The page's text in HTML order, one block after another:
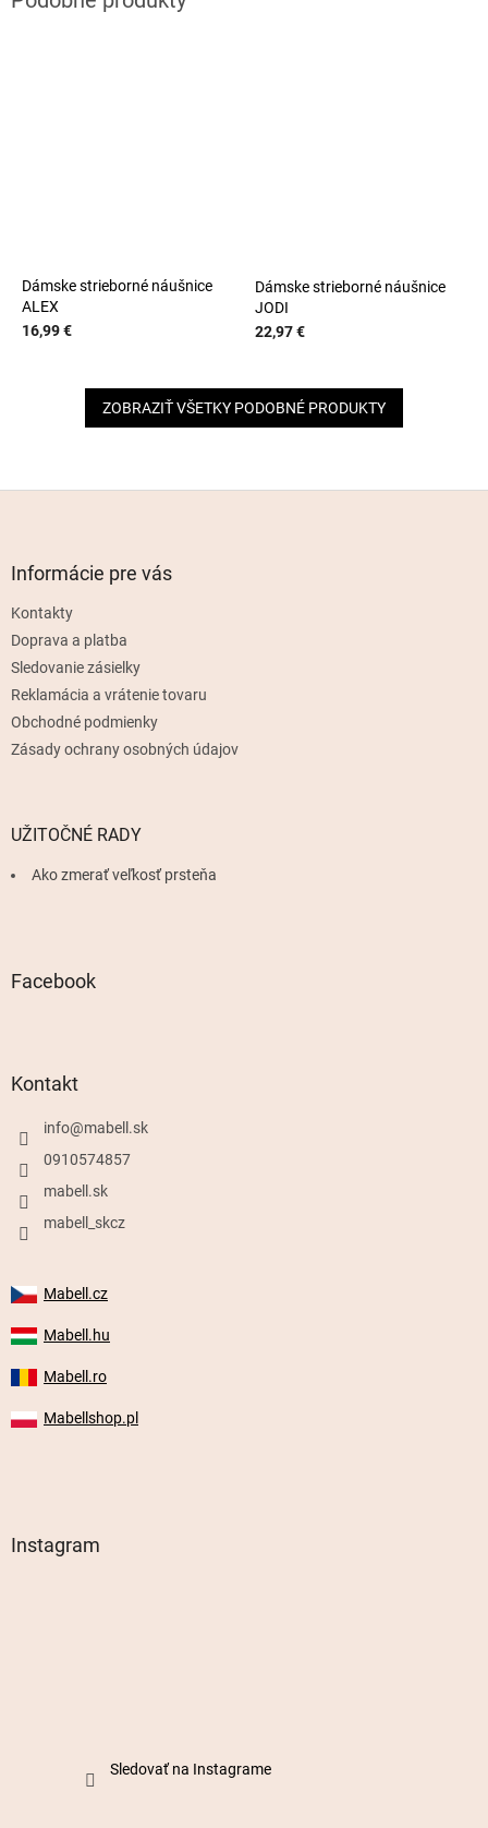
Dámske strieborné náušnice
ALEX
16,99 €
Dámske strieborné náušnice
JODI
22,97 €
ZOBRAZIŤ VŠETKY PODOBNÉ PRODUKTY
Informácie pre vás
Kontakty
Doprava a platba
Sledovanie zásielky
Reklamácia a vrátenie tovaru
Obchodné podmienky
Zásady ochrany osobných údajov
UŽITOČNÉ RADY
Ako zmerať veľkosť prsteňa
Facebook
Kontakt
info@mabell.sk
0910574857
mabell.sk
mabell_skcz
Mabell.cz
Mabell.hu
Mabell.ro
Mabellshop.pl
Instagram
Sledovať na Instagrame